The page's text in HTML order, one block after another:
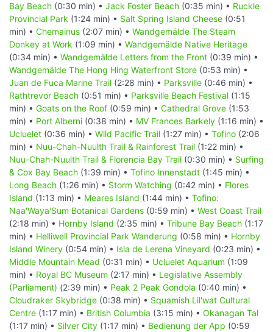
Bay Beach (0:30 min) • Jack Foster Beach (0:35 min) • Ruckle
Provincial Park (1:24 min) • Salt Spring Island Cheese (0:51
min) • Chemainus (2:07 min) • Wandgemälde The Steam
Donkey at Work (1:09 min) • Wandgemälde Native Heritage
(0:34 min) • Wandgemälde Letters from the Front (0:39 min) •
Wandgemälde The Hong Hing Waterfront Store (0:53 min) •
Juan de Fuca Marine Trail (2:28 min) • Parksville (0:46 min) •
Rathtrevor Beach (0:51 min) • Parksville Beach Festival (1:15
min) • Goats on the Roof (0:59 min) • Cathedral Grove (1:53
min) • Port Alberni (0:38 min) • MV Frances Barkely (1:16 min) •
Ucluelet (0:36 min) • Wild Pacific Trail (1:27 min) • Tofino (2:06
min) • Nuu-Chah-Nuulth Trail & Rainforest Trail (1:22 min) •
Nuu-Chah-Nuulth Trail & Florencia Bay Trail (0:30 min) • Surfing
& Cox Bay Beach (1:39 min) • Tofino Innenstadt (1:45 min) •
Long Beach (1:26 min) • Storm Watching (0:42 min) • Flores
Island (1:13 min) • Meares Island (1:44 min) • Tofino:
Naa'Waya'Sum Botanical Gardens (0:59 min) • West Coast Trail
(2:18 min) • Hornby Island (2:35 min) • Tribune Bay Beach (1:17
min) • Helliwell Provincial Park Wanderung (0:58 min) • Hornby
Island Winery (0:54 min) • Isla de Lerena Vineyard (0:23 min) •
Middle Mountain Mead (0:31 min) • Ucluelet Aquarium (1:09
min) • Royal BC Museum (2:17 min) • Legislative Assembly
(Parliament) (2:39 min) • Peak 2 Peak Gondola (0:40 min) •
Cloudraker Skybridge (0:38 min) • Squamish Lil'wat Cultural
Centre (1:17 min) • British Columbia (3:15 min) • Okanagan Tal
(1:17 min) • Silver City (1:17 min) • Bedienung der App (0:59